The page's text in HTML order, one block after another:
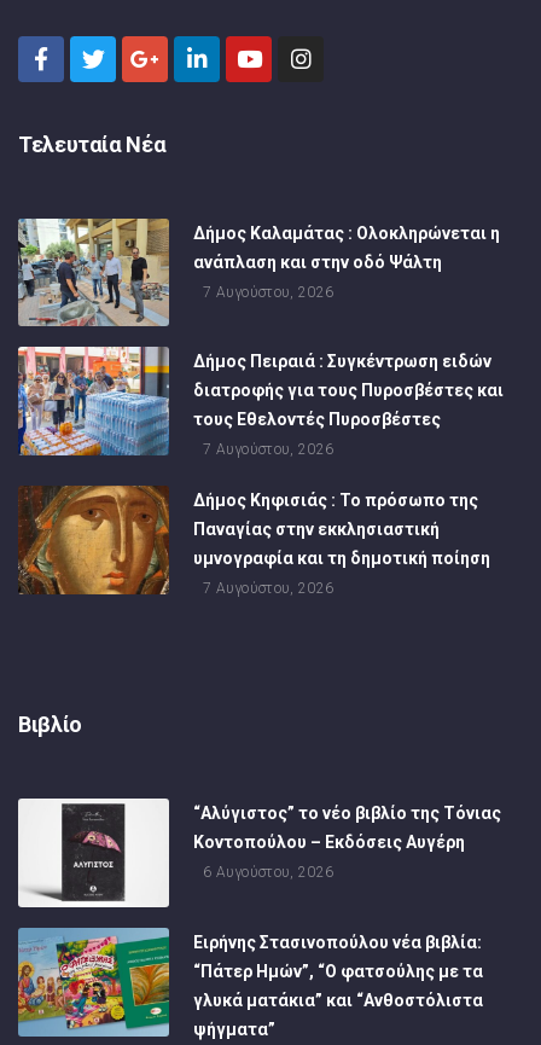
Τελευταία Νέα
Δήμος Καλαμάτας : Ολοκληρώνεται η
ανάπλαση και στην οδό Ψάλτη
7 Αυγούστου, 2026
Δήμος Πειραιά : Συγκέντρωση ειδών
διατροφής για τους Πυροσβέστες και
τους Εθελοντές Πυροσβέστες
7 Αυγούστου, 2026
Δήμος Κηφισιάς : Το πρόσωπο της
Παναγίας στην εκκλησιαστική
υμνογραφία και τη δημοτική ποίηση
7 Αυγούστου, 2026
Βιβλίο
“Αλύγιστος” το νέο βιβλίο της Τόνιας
Κοντοπούλου – Εκδόσεις Αυγέρη
6 Αυγούστου, 2026
Ειρήνης Στασινοπούλου νέα βιβλία:
“Πάτερ Ημών”, “Ο φατσούλης με τα
γλυκά ματάκια” και “Ανθοστόλιστα
ψήγματα”